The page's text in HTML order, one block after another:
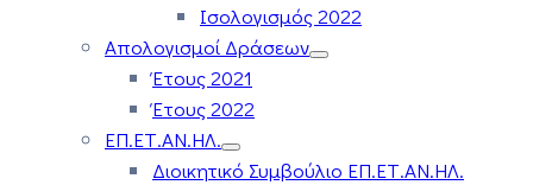
Ισολογισμός 2022
Απολογισμοί Δράσεων
Έτους 2021
Έτους 2022
ΕΠ.ΕΤ.ΑΝ.ΗΛ.
Διοικητικό Συμβούλιο ΕΠ.ΕΤ.ΑΝ.ΗΛ.